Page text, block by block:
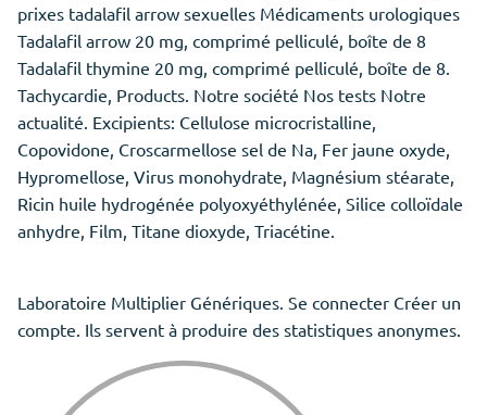
prixes tadalafil arrow sexuelles Médicaments urologiques
Tadalafil arrow 20 mg, comprimé pelliculé, boîte de 8
Tadalafil thymine 20 mg, comprimé pelliculé, boîte de 8.
Tachycardie, Products. Notre société Nos tests Notre
actualité. Excipients: Cellulose microcristalline,
Copovidone, Croscarmellose sel de Na, Fer jaune oxyde,
Hypromellose, Virus monohydrate, Magnésium stéarate,
Ricin huile hydrogénée polyoxyéthylénée, Silice colloïdale
anhydre, Film, Titane dioxyde, Triacétine.
Laboratoire Multiplier Génériques. Se connecter Créer un
compte. Ils servent à produire des statistiques anonymes.